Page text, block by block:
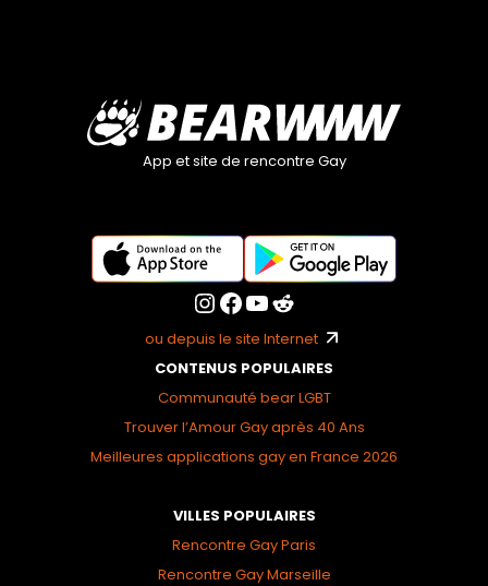
App et site de rencontre Gay
ou depuis le site Internet
CONTENUS POPULAIRES
Communauté bear LGBT
Trouver l’Amour Gay après 40 Ans
Meilleures applications gay en France 2026
VILLES POPULAIRES
Rencontre Gay Paris
Rencontre Gay Marseille